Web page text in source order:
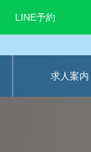
LINE予約
求人案内